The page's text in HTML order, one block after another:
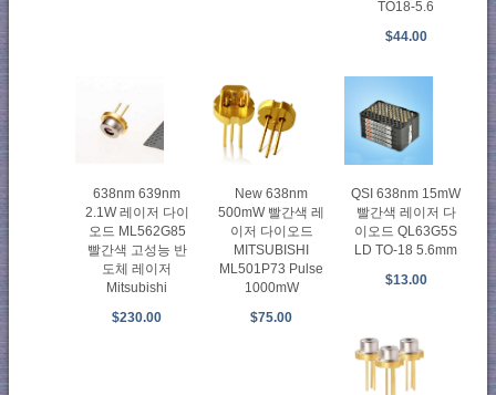
TO18-5.6
$44.00
638nm 639nm
2.1W 레이저 다이
오드 ML562G85
빨간색 고성능 반
도체 레이저
Mitsubishi
$230.00
New 638nm
500mW 빨간색 레
이저 다이오드
MITSUBISHI
ML501P73 Pulse
1000mW
$75.00
QSI 638nm 15mW
빨간색 레이저 다
이오드 QL63G5S
LD TO-18 5.6mm
$13.00